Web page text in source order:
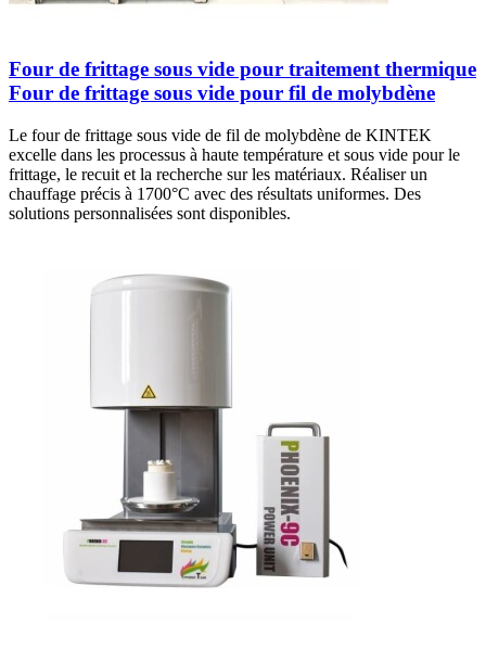
Four de frittage sous vide pour traitement thermique
Four de frittage sous vide pour fil de molybdène
Le four de frittage sous vide de fil de molybdène de KINTEK
excelle dans les processus à haute température et sous vide pour le
frittage, le recuit et la recherche sur les matériaux. Réaliser un
chauffage précis à 1700°C avec des résultats uniformes. Des
solutions personnalisées sont disponibles.